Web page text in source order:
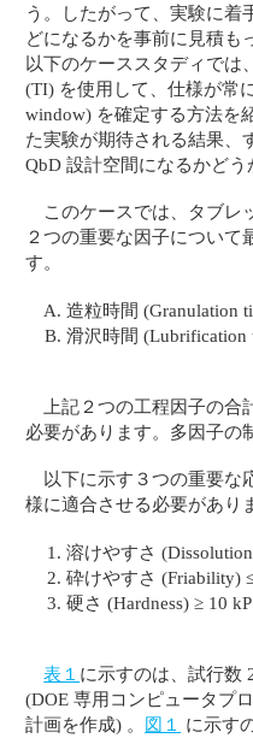
う。したがって、実験に着
どになるかを事前に見積も
以下のケーススタディでは
(TI) を使用して、仕様が常
window) を確定する方法を
た実験が期待される結果、
QbD 設計空間になるかどう
このケースでは、タブレ
２つの重要な因子について
す。
造粒時間 (Granulation
滑沢時間 (Lubrification
上記２つの工程因子の
必要があります。多因子の
以下に示す３つの重要な
様に適合させる必要があり
溶けやすさ
砕けやすさ (Friability)
硬さ (Hardness) ≥ 10 kP
表１ に示すのは、試行数
(DOE 専用コンピュータプ
計画を作成) 。 図１
に示す